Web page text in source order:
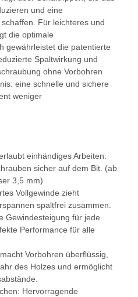
und eine
Für leichteres und
die optimale
gewährleistet die patentierte
Spaltwirkung und
ohne Vorbohren
eine schnelle und sichere
weniger
einhändiges Arbeiten.
sicher auf dem Bit. (ab
3,5 mm)
Vollgewinde zieht
spaltfrei zusammen.
Gewindesteigung für jede
Performance für alle
Vorbohren überflüssig,
des Holzes und ermöglicht
Hervorragende